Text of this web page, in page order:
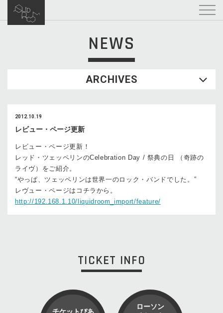
NEWS
ARCHIVES
2012.10.19
レビュー・ページ更新
レビュー・ページ更新！
レッド・ツェッペリンのCelebration Day / 祭典の日 （奇跡の
ライヴ）をご紹介。
“やっぱ、ツェッペリンは世界一のロック・バンドでした。”
レヴュー・ページはコチラから。
http://192.168.1.10/liquidroom_import/feature/
TICKET INFO
チケットぴあ
ローソン